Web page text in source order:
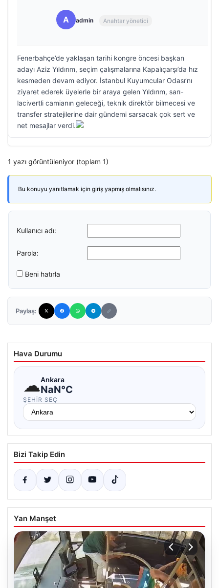
A admin Anahtar yönetici
Fenerbahçe’de yaklaşan tarihi kongre öncesi başkan
adayı Aziz Yıldırım, seçim çalışmalarına Kapalıçarşı’da hız
kesmeden devam ediyor. İstanbul Kuyumcular Odası’nı
ziyaret ederek üyelerle bir araya gelen Yıldırım, sarı-
lacivertli camianın geleceği, teknik direktör bilmecesi ve
transfer stratejilerine dair gündemi sarsacak çok sert ve
net mesajlar verdi.
1 yazı görüntüleniyor (toplam 1)
Bu konuyu yanıtlamak için giriş yapmış olmalısınız.
Kullanıcı adı:
Parola:
Beni hatırla
Paylaş:
Hava Durumu
☁Ankara
NaN°C
ŞEHIR SEÇ
Bizi Takip Edin
Yan Manşet